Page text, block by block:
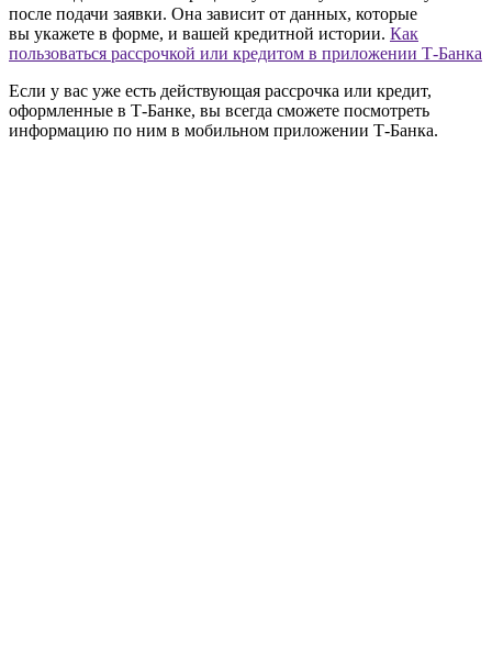
после подачи заявки. Она зависит от данных, которые
вы укажете в форме, и вашей кредитной истории. Как
пользоваться рассрочкой или кредитом в приложении Т‑Банка
Если у вас уже есть действующая рассрочка или кредит,
оформленные в Т‑Банке, вы всегда сможете посмотреть
информацию по ним в мобильном приложении Т‑Банка.